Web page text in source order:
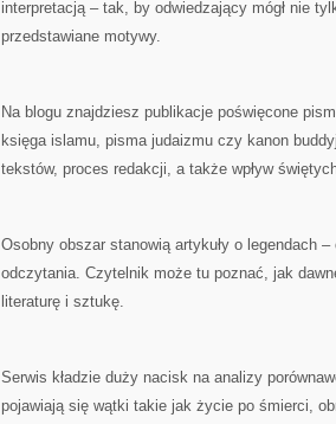
interpretacją – tak, by odwiedzający mógł nie
przedstawiane motywy.
Na blogu znajdziesz publikacje poświęcone
księga islamu, pisma judaizmu czy kanon
tekstów, proces redakcji, a także wpływ
Osobny obszar stanowią artykuły o legendach
odczytania. Czytelnik może tu poznać, jak
literaturę i sztukę.
Serwis kładzie duży nacisk na analizy
pojawiają się wątki takie jak życie po śmierci,